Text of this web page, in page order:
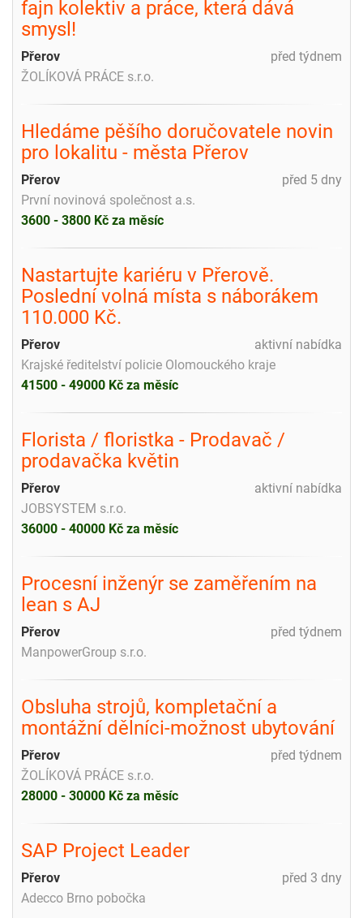
fajn kolektiv a práce, která dává
smysl!
před týdnem
Přerov
ŽOLÍKOVÁ PRÁCE s.r.o.
Hledáme pěšího doručovatele novin
pro lokalitu - města Přerov
před 5 dny
Přerov
První novinová společnost a.s.
3600 - 3800 Kč za měsíc
Nastartujte kariéru v Přerově.
Poslední volná místa s náborákem
110.000 Kč.
aktivní nabídka
Přerov
Krajské ředitelství policie Olomouckého kraje
41500 - 49000 Kč za měsíc
Florista / floristka - Prodavač /
prodavačka květin
aktivní nabídka
Přerov
JOBSYSTEM s.r.o.
36000 - 40000 Kč za měsíc
Procesní inženýr se zaměřením na
lean s AJ
před týdnem
Přerov
ManpowerGroup s.r.o.
Obsluha strojů, kompletační a
montážní dělníci-možnost ubytování
před týdnem
Přerov
ŽOLÍKOVÁ PRÁCE s.r.o.
28000 - 30000 Kč za měsíc
SAP Project Leader
před 3 dny
Přerov
Adecco Brno pobočka